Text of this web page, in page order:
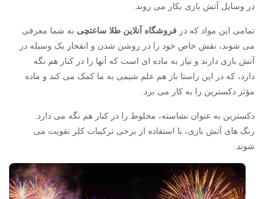
در وسایل آتش بازی بکار می روند.
تمامی این مواد که در فروشگاه آنلاین طلا ساعتچی به شما معرفی
می شوند، نقش خاص خود را در روشن شدن و انفجار یک وسیله در
آتش بازی دارند و نیاز به ماده ای است که آنها را در کنار هم نگه
دارد، که در این راستا باز هم علم شیمی به ما کمک می کند و ماده
مؤثر دکسترین را به کار می برد.
دکسترین به عنوان نشاسته، مخلوط را در کنار هم نگه می دارد.
رنگ های آتش بازی، با استفاده از برخی ترکیبات کلر تقویت می
شوند.